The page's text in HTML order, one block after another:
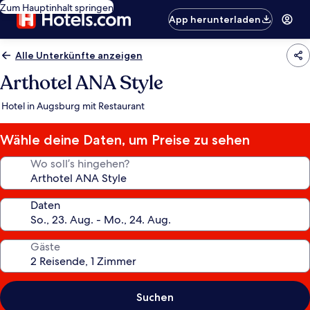
Zum Hauptinhalt springen
App herunterladen
Alle Unterkünfte anzeigen
Arthotel ANA Style
Hotel in Augsburg mit Restaurant
Wähle deine Daten, um Preise zu sehen
Wo soll’s hingehen?
Daten
Gäste
Suchen